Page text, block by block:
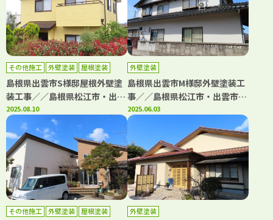
その他施工 外壁塗装 屋根塗装
島根県出雲市S様邸屋根外壁塗
装工事／／島根県松江市・出雲
市・大田市・雲南市・鳥取県米
子市・境港市の「きじま塗装」
2025.08.10
外壁塗装
島根県出雲市M様邸外壁塗装工
事／／島根県松江市・出雲市・
大田市・雲南市・鳥取県米子
市・境港市の「きじま塗装」
2025.06.03
その他施工 外壁塗装 屋根塗装 外壁塗装